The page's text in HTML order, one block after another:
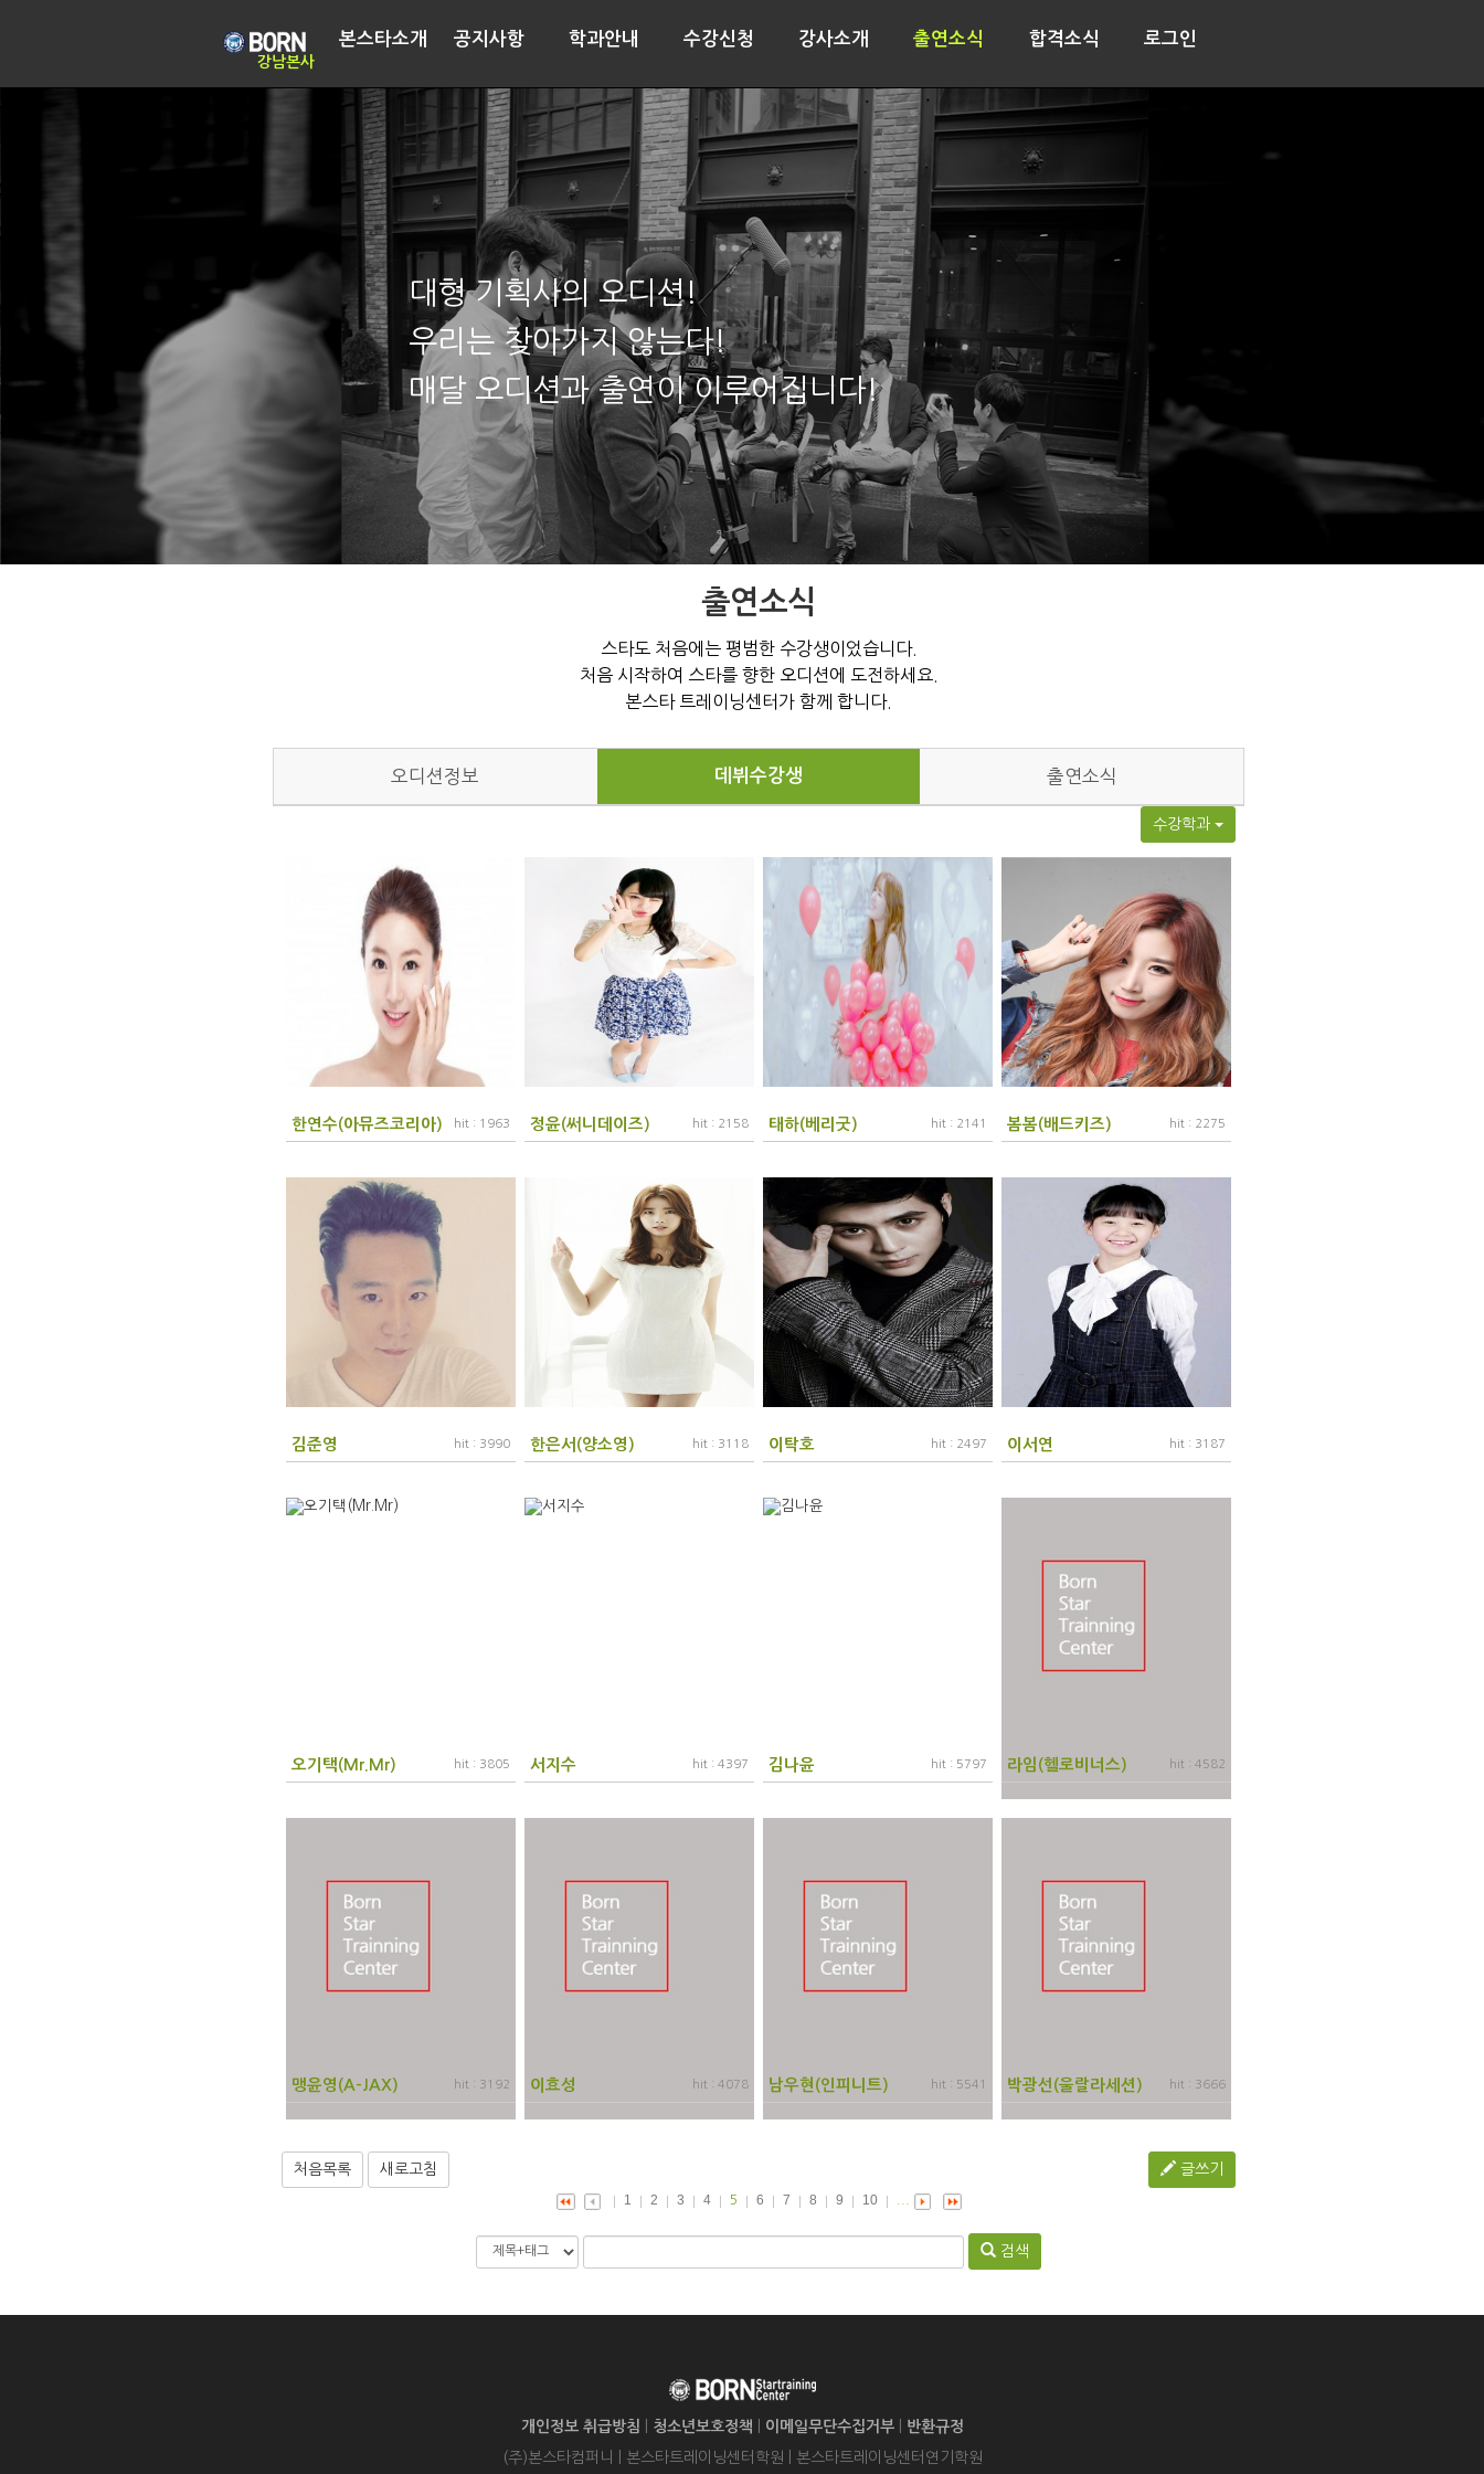
강남본사
본스타소개 공지사항 학과안내 수강신청 강사소개 출연소식 합격소식 로그인
대형 기획사의 오디션!
우리는 찾아가지 않는다!
매달 오디션과 출연이 이루어집니다!
출연소식
스타도 처음에는 평범한 수강생이었습니다.
처음 시작하여 스타를 향한 오디션에 도전하세요.
본스타 트레이닝센터가 함께 합니다.
오디션정보 데뷔수강생 출연소식
수강학과
한연수(아뮤즈코리아) hit : 1963 정윤(써니데이즈) hit : 2158 태하(베리굿) hit : 2141 봄봄(배드키즈) hit : 2275
김준영 hit : 3990 한은서(양소영) hit : 3118 이탁호 hit : 2497 이서연 hit : 3187
오기택(Mr.Mr) hit : 3805 서지수 hit : 4397 김나윤 hit : 5797 라임(헬로비너스) hit : 4582
맹윤영(A-JAX) hit : 3192 이효성 hit : 4078 남우현(인피니트) hit : 5541 박광선(울랄라세션) hit : 3666
처음목록 새로고침
글쓰기
1
2 3 4 5 6 7 8 9 10
검색
개인정보 취급방침 청소년보호정책 이메일무단수집거부|
반환규정
(주)본스타컴퍼니 | 본스타트레이닝센터학원 | 본스타트레이닝센터연기학원